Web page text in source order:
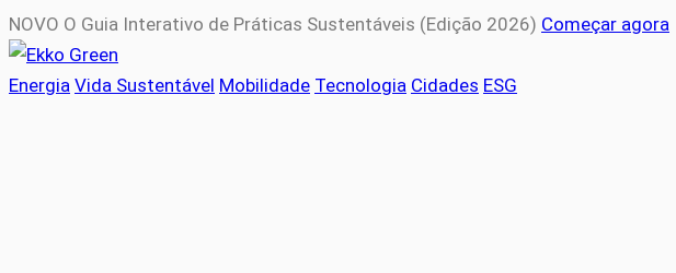
NOVO O Guia Interativo de Práticas Sustentáveis (Edição 2026) Começar agora
Energia Vida Sustentável Mobilidade Tecnologia Cidades ESG